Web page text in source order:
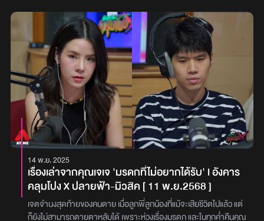
ทองก็กำลังนั่งอยู่บนรถเข็นจริง ๆ แต่เมื่อเห็นสภาพของยายทอง หลวง
พ่อก็รู้สึกได้ถึงความผิดปกติจากตัวของยายทองจึงได้พรมน้ำมนต์ให้
ทันที แต่ด้วยความที่ไม่ใช่กิจของสงฆ์ จึงบอกให้เหล่าลูกหลานไปตาม
หมอธรรมมารักษาแทน เวลาผ่านไปตาถึก และเพื่อนในทุก ๆ คืนก็แทบจะ
นอนกันไม่ได้ เพราะจะมีเสียงเหมือนมีคนมาเรียกอยู่ที่ลานหน้าบ้านอยู่
เสมอ ทำให้ทั้งสองคิดว่าหากอยู่แบบนี้ต่อไปคงอยู่ไม่ได้แน่ ๆ เลยได้นำ
เรื่องนี้ไปเล่าให้หลวงพ่อฟัง หลวงพ่อเมื่อได้ยินเรื่องราวจึงได้แนะนำให้ทั้ง
สองไปบวช เพราะเหมือนว่าเขาต้องการจะให้ทั้งคู่ไปอยู่ด้วย ทั้งสองจึงได้
ตัดสินใจไปบวชอย่างไม่ลังเล และคุ้งผีโหยนั้นก็กลายเป็นตำนานที่เป็นที่
ล่ำลือต่อไป..(เป็นความเชื่อส่วนบุคคล โปรดใช้วิจารณญาณในการ
อ่าน)
คุณแบงค์จึงคิดว่าอาจเป็นบี แต่เมื่อเดินไปดูที่ห้องข้าง ๆ ก็พบว่าคุณบียัง
นอนอยู่ จึงกลับมาทำงานต่อไม่นานก็เห็นว่ามีคนมายืนอยู่หน้าห้องเช่น
เดิม และเมื่อหันไปเขาก็แกล้งนั่งลงไปเพื่อหลบอีก คุณแบงค์เริ่มรอจังหวะ
ถ้ามีครั้งถัดไป เขาตั้งใจจะวิ่งออกไปต่อว่า... ว่ามาแกล้งทำไมเสียสมาธิ
คนจะทำงาน และไม่นานคนคนนั้นโผล่มา คุณแบงค์ก็วิ่งออกไปจริง ๆ แต่
ปรากฏว่า ด้านนอกตลอดโถงทางเดินกลับไม่มีใครอยู่เลย ไม่มีแม้แต่
เสียงหายใจ… คุณแบงค์ เดินกลับเข้าห้องมาด้วยความโมโห ถ้ามีครั้งที่ 4
เขาคิดในใจว่า จะไม่ทนอีกแล้ว และก็มีครั้งที่ 4 จริง ๆ คุณแบงค์จึงตะโกน
ไปว่า “ไม่รู้หรอกนะว่าคุณเป็นใคร แต่ถ้ามีจริง ๆ ช่วยขยับบีกเกอร์ให้ดู
หน่อยซิ” และหลังจากพูดจบ บีกเกอร์ที่มีของเหลวอยู่ด้านในก็ล้มลง
ราวกับโดนใครสักคนปัดจนของเหลวด้านในหกเต็มโต๊ะ คุณแบงค์รู้สึกได้
ว่า บางทีพลังงานนี้อาจจะกำลังโมโหอยู่เช่นกันจึงรีบขอโทษ และขอร้อง
ว่า “ผมจะต้องใช้สมาธิในการทำแล็บจริง ๆ ผมขอทำงานก่อน แล้วตอน
เช้าผมจะไปใส่บาตรให้” และเมื่อเขาพูดจบร่างนั้นก็ไม่ปรากฏอีกเลย คุณ
แบงค์ไม่ได้เล่าเรื่องนี้ให้ใครฟัง... และตอนเช้าเขาก็ไปใส่บาตรให้ตามคำ
พูด ต่อมาเขาย้ายห้องแล็บมาที่ชั้น 1 ครั้งนี้เขาทำแล็บเกี่ยวกับการเลี้ยง
ได้เจอ… เรื่องราวจะเป็นอย่างไร ติดตามได้ใน ‘อังคารคลุมโปง X กิ๊บ
น้ำมันผี’ (17 กุมภาพันธ์ 2569) ไปพร้อมกับ ‘ดีเจแนน’ และ ‘ดีเจเจ็ม’
กับเรื่องราวที่มีชื่อว่า ‘ยายข้างถนน’ เรื่องราวนี้ ‘คุณกิ๊บ น้ำมันผี’ ได้มา
ถ่ายทอดเรื่องราวของ ‘คุณศักดิ์’ ซึ่งตัวของพี่ศักดิ์เอง เขาเป็นคนขับรถ
ส่งผักจากจังหวัดหนึ่ง ไปสู่จังหวัดหนึ่งซึ่งมีระยะทางไกลร่วม 300
กิโลเมตร พี่ศักดิ์จึงชักชวนแฟนของเขาให้ร่วมเดินทางไปด้วยกันอยู่บ่อย
ครั้ง ในครั้งนี้ช่วงเวลาประมาณ 6 โมงเย็น ทั้งสองได้หยุดแวะพักระหว่าง
ทาง เพื่อรับประทานข้าวเย็นกันที่ร้านอาหารริมทางแห่งหนึ่งพี่ศักดิ์ได้
เล่าว่า ขณะที่ทั้งสองกำลังนั่งรับประทานข้าวกัน จู่ ๆ ก็มีหญิงชราคนหนึ่ง
เดินมาหาพี่ศักดิ์ และแฟนหญิงชราคนนั้นเดินมาด้วยท่าทางหลังค่อม
มือที่เหี่ยวย่นได้ถือตุ๊กตา และพวงมาลัยเก่า ๆ จำนวนหนึ่ง พร้อมกับยื่น
มาให้เขาทั้งสอง และพูดว่า “ช่วยยายซื้อหน่อย” ด้วยความสงสาร แฟน
ของพี่ศักดิ์จึงมอบเงินไปให้หญิงชราคนนั้น จำนวน 200 บาท แลกกับ
ตุ๊กตาเก่า มีลักษณะแขนขายาวตัวหนึ่ง หลังจากนั้นทั้งสองได้ออกเดิน
ทางต่อ เมื่อขับขี่รถไปเรื่อย ๆ จากถนนใหญ่มีไฟรายล้อมรอบก็ค่อย ๆ
กลายเป็นถนนคับแคบ ไฟก็ค่อย ๆ มืดลงไปจนถึงถนนเลนส์เดียวที่เต็มไป
ด้วยป่าทั้งสองข้างทาง และไม่มีไฟแม้แต่ดวงเดียว บรรยากาศยิ่งน่ากลัว
14 พ.ย. 2025
เรื่องเล่าจากคุณเจเจ 'มรดกที่ไม่อยากได้รับ' l อังคาร
คลุมโปง X ปลายฟ้า-มิวสิค [ 11 พ.ย.2568 ]
เจตจำนงสุดท้ายของคนตาย เมื่อลูกพี่ลูกน้องที่แม้จะเสียชีวิตไปแล้ว แต่
ก็ยังไม่สามารถตายตาหลับได้ เพราะห่วงเรื่องมรดก และในทุกค่ำคืนคุณ